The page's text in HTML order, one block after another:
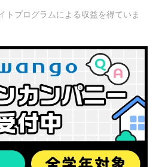
トプログラムによる収益を得ていま